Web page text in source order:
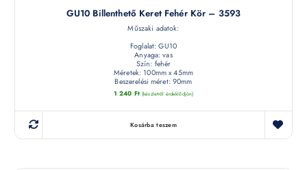
GU10 Billenthető Keret Fehér Kör – 3593
Műszaki adatok:
Foglalat: GU10
Anyaga: vas
Szín: fehér
Méretek: 100mm x 45mm
Beszerelési méret: 90mm
1 240 Ft (készletről érdeklődjön)
Kosárba teszem